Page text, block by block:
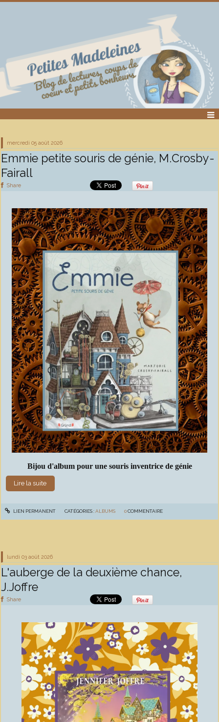
mercredi 05 août 2026
Emmie petite souris de génie, M.Crosby-
Fairall
Share
Bijou d'album pour une souris inventrice de génie
Lire la suite
LIEN PERMANENT CATÉGORIES :ALBUMS 0COMMENTAIRE
lundi 03 août 2026
L'auberge de la deuxième chance,
J.Joffre
Share